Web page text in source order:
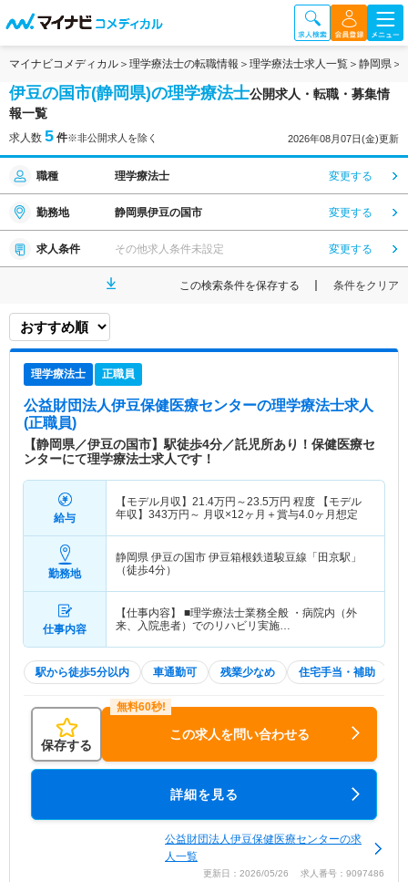
マイナビコメディカル 理学療法士の転職情報 理学療法士求人一覧 静岡県
伊豆の国市(静岡県)の理学療法士公開求人・転職・募集情
報一覧
求人数 5 件※非公開求人を除く 2026年08月07日(金)更新
職種 理学療法士 変更する
勤務地 静岡県伊豆の国市 変更する
求人条件 その他求人条件未設定 変更する
この検索条件を保存する 条件をクリア
理学療法士 正職員
公益財団法人伊豆保健医療センターの理学療法士求人
(正職員)
【静岡県／伊豆の国市】駅徒歩4分／託児所あり！保健医療セ
ンターにて理学療法士求人です！
給与
【モデル月収】 21.4万円～23.5万円 程度 【モデル
年収】 343万円～ 月収×12ヶ月＋賞与4.0ヶ月想定
勤務地
静岡県 伊豆の国市 伊豆箱根鉄道駿豆線「田京駅」
（徒歩4分）
仕事内容
【仕事内容】 ■理学療法士業務全般 ・病院内（外
来、入院患者）でのリハビリ実施…
駅から徒歩5分以内 車通勤可 残業少なめ 住宅手当・補助
保存する
この求人を問い合わせる
詳細を見る
公益財団法人伊豆保健医療センターの求
人一覧
更新日：2026/05/26 求人番号：9097486